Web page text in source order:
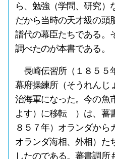
ら、勉強（学問、研究）
だから当時の天才級の頭
譜代の幕臣たちである。
調べたのが本書である。
長崎伝習所（１８５５
幕府操練所（そうれんじ
治海軍になった。今の魚
よす）に移転 ）は、蕃
８５７年）オランダから
オランダ海相、外相）た
したのである。蕃書調所